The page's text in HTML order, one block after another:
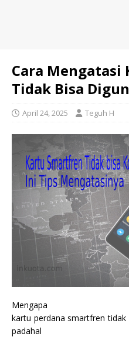
Cara
Tidak Bisa
April 24, 2025 Teguh H
Mengapa
kartu perdana smartfren
padahal